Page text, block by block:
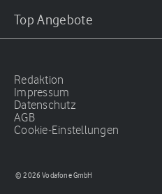
Top Angebote
Redaktion
Impressum
Datenschutz
AGB
Cookie-Einstellungen
© 2026 Vodafone GmbH